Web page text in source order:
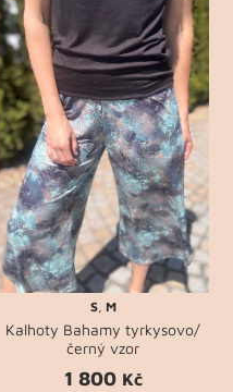
S, M
Kalhoty Bahamy tyrkysovo/
černý vzor
1 800 Kč